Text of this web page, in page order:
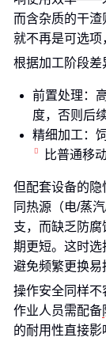
而含杂质的干
就不再是可选项
根据加工阶段差
前置处理：
度，否则后
精细加工：
比普通移
但配套设备的
同热源（电/蒸
支，而缺乏防
期更短。这时选
避免频繁更换易
操作安全同样不
作业人员需配备
的耐用性直接